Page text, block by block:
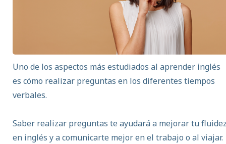
Uno de los aspectos más estudiados al aprender inglés
es cómo realizar preguntas en los diferentes tiempos
verbales.
Saber realizar preguntas te ayudará a mejorar tu
en inglés y a comunicarte mejor en el trabajo o al viajar.